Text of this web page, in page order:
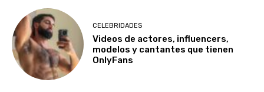
CELEBRIDADES
Videos de actores, influencers,
modelos y cantantes que tienen
OnlyFans